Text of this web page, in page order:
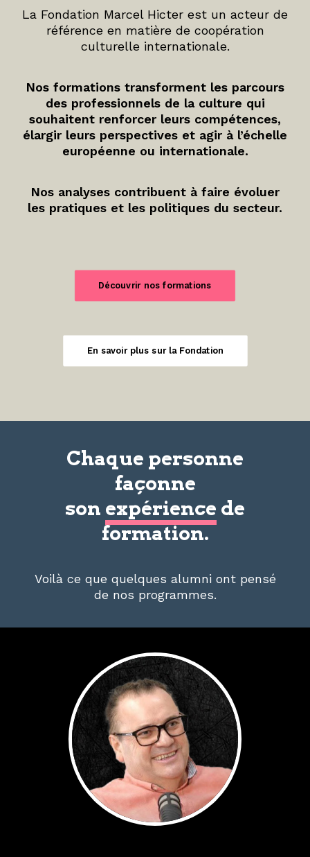
La Fondation Marcel Hicter est un acteur de
référence en matière de coopération
culturelle internationale.
Nos formations transforment les parcours
des professionnels de la culture qui
souhaitent renforcer leurs compétences,
élargir leurs perspectives et agir à l’échelle
européenne ou internationale.
Nos analyses contribuent à faire évoluer
les pratiques et les politiques du secteur.
Découvrir nos formations
En savoir plus sur la Fondation
Chaque personne
façonne
son expérience de
formation.
Voilà ce que quelques alumni ont pensé
de nos programmes.